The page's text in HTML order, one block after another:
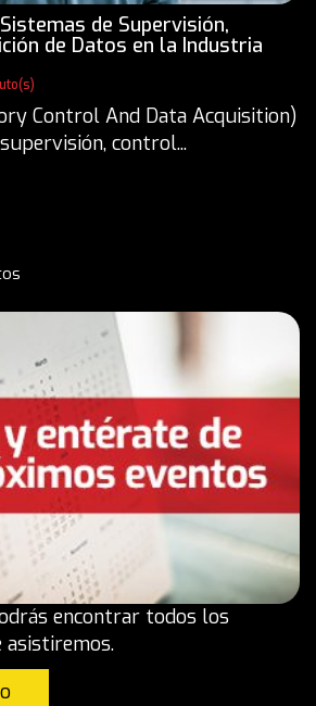
Sistemas de Supervisión,
de Datos en la Industria
Control And Data Acquisition)
control...
encontrar todos los
asistiremos.